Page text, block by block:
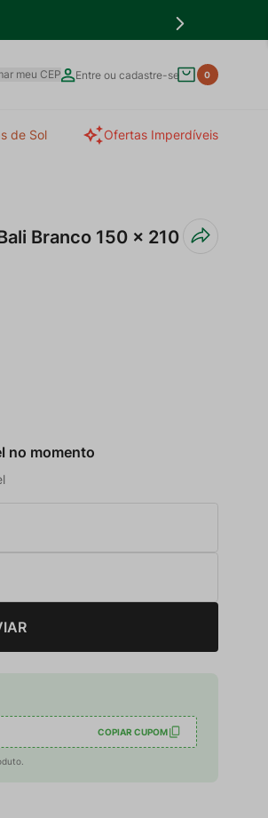
meu CEP Entre ou cadastre-se 0
de Sol Ofertas Imperdíveis
Branco 150 x 210
no momento
COPIAR CUPOM